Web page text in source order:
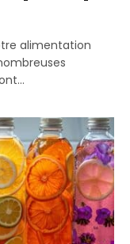
alimentation